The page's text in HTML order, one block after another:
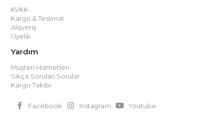
KVKK
Kargo & Teslimat
Alışveriş
Üyelik
Yardım
Müşteri Hizmetleri
Sıkça Sorulan Sorular
Kargo Takibi
Facebook Instagram Youtube